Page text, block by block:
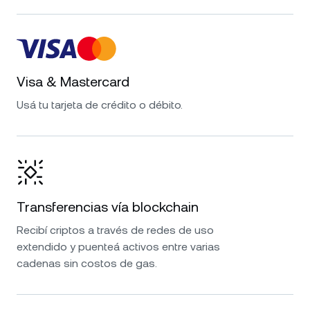
Visa & Mastercard
Usá tu tarjeta de crédito o débito.
Transferencias vía blockchain
Recibí criptos a través de redes de uso
extendido y puenteá activos entre varias
cadenas sin costos de gas.